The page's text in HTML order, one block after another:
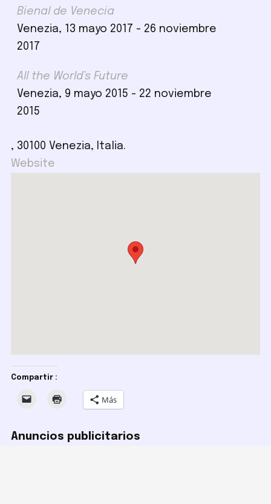
Bienal de Venecia
Venezia, 13 mayo 2017 - 26 noviembre
2017
All the World’s Future
Venezia, 9 mayo 2015 - 22 noviembre
2015
, 30100 Venezia, Italia.
Website
Compartir :
Más
Anuncios publicitarios